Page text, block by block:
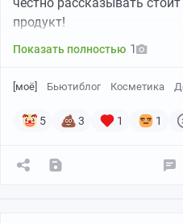
продукт!
Показать полностью 1
[моё] Бьютиблог Косметика
5 3 1 1